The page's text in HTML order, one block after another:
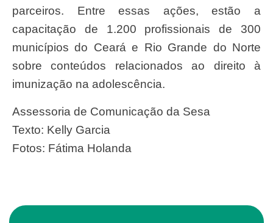
parceiros. Entre essas ações, estão a
capacitação de 1.200 profissionais de 300
municípios do Ceará e Rio Grande do Norte
sobre conteúdos relacionados ao direito à
imunização na adolescência.
Assessoria de Comunicação da Sesa
Texto: Kelly Garcia
Fotos: Fátima Holanda